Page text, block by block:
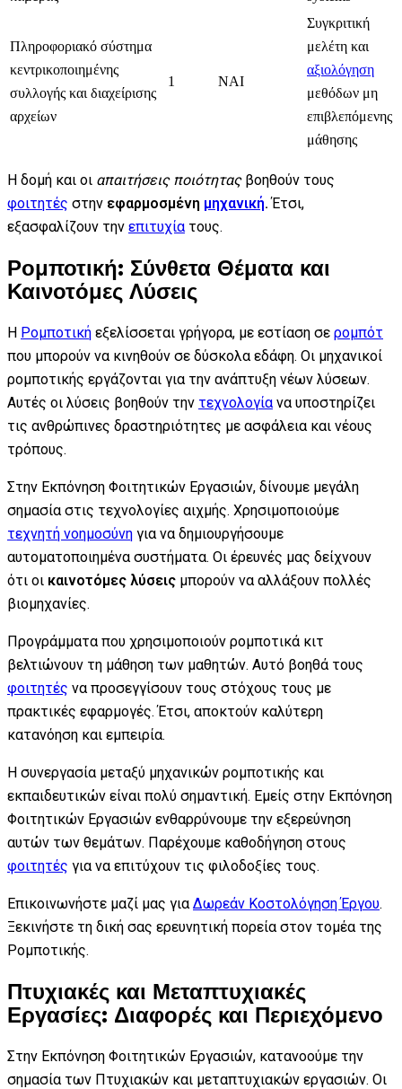
Πληροφοριακό σύστημα
κεντρικοποιημένης
συλλογής και διαχείρισης
αρχείων
1 ΝΑΙ
Συγκριτική
μελέτη και
αξιολόγηση
μεθόδων μη
επιβλεπόμενης
μάθησης
Η δομή και οι απαιτήσεις ποιότηταςβοηθούν τους
φοιτητές στην εφαρμοσμένη μηχανική.Έτσι,
εξασφαλίζουν την επιτυχίατους.
Ρομποτική: Σύνθετα Θέματα και
Καινοτόμες Λύσεις
Η Ρομποτική εξελίσσεται γρήγορα, με εστίαση σε ρομπότ
που μπορούν να κινηθούν σε δύσκολα εδάφη. Οι μηχανικοί
ρομποτικής εργάζονται για την ανάπτυξη νέων λύσεων.
Αυτές οι λύσεις βοηθούν την τεχνολογίανα υποστηρίζει
τις ανθρώπινες δραστηριότητες με ασφάλεια και νέους
τρόπους.
Στην Εκπόνηση Φοιτητικών Εργασιών, δίνουμε μεγάλη
σημασία στις τεχνολογίες αιχμής. Χρησιμοποιούμε
τεχνητή νοημοσύνη για να δημιουργήσουμε
αυτοματοποιημένα συστήματα. Οι έρευνές μας δείχνουν
ότι οι καινοτόμες λύσεις μπορούν να αλλάξουν πολλές
βιομηχανίες.
Προγράμματα που χρησιμοποιούν ρομποτικά κιτ
βελτιώνουν τη μάθηση των μαθητών. Αυτό βοηθά τους
φοιτητές να προσεγγίσουν τους στόχους τους με
πρακτικές εφαρμογές. Έτσι, αποκτούν καλύτερη
κατανόηση και εμπειρία.
Η συνεργασία μεταξύ μηχανικών ρομποτικής και
εκπαιδευτικών είναι πολύ σημαντική. Εμείς στην Εκπόνηση
Φοιτητικών Εργασιών ενθαρρύνουμε την εξερεύνηση
αυτών των θεμάτων. Παρέχουμε καθοδήγηση στους
φοιτητές για να επιτύχουν τις φιλοδοξίες τους.
Επικοινωνήστε μαζί μας γιαΔωρεάν Κοστολόγηση Έργου.
Ξεκινήστε τη δική σας ερευνητική πορεία στον τομέα της
Ρομποτικής.
Πτυχιακές και Μεταπτυχιακές
Εργασίες: Διαφορές και Περιεχόμενο
Στην Εκπόνηση Φοιτητικών Εργασιών, κατανοούμε την
σημασία των Πτυχιακών και μεταπτυχιακών εργασιών. Οι